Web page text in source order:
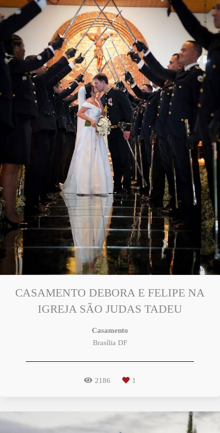
CASAMENTO DEBORA E FELIPE NA
IGREJA SÃO JUDAS TADEU
Casamento
Brasília DF
2186 1